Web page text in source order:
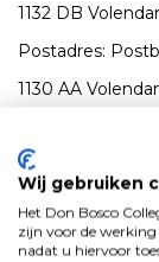
1132 DB
Postadres:
1130 AA
Tel SKOV:
E-mail:
Menu
Wij gebruiken
Het Don Bosco
zijn voor de werking
nadat u hiervoor